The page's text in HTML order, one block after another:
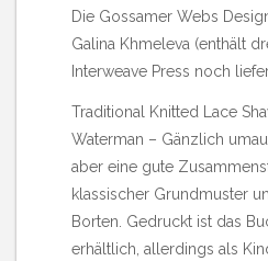
Die Gossamer Webs
Galina Khmeleva (enthält
Interweave Press noch
Traditional Knitted Lace
Waterman – Gänzlich
aber eine gute
klassischer Grundmuster
Borten. Gedruckt ist das
erhältlich, allerdings als